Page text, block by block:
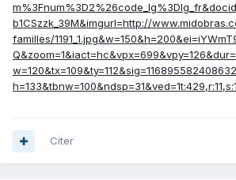
b1CSzzk_39M&imgurl=http://
familles/
Citer